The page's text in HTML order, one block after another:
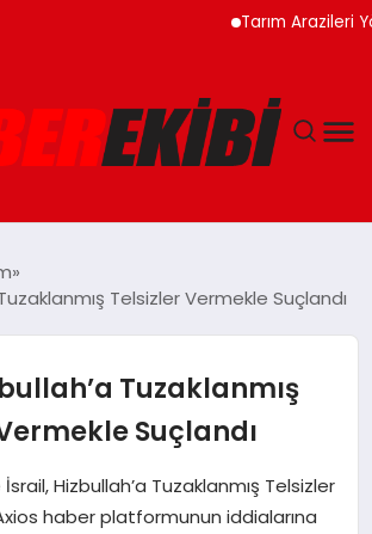
Tarım Arazileri
Telsizler Vermekle Suçlandı
Tuzaklanmış
Suçlandı
Hizbullah’a Tuzaklanmış Telsizler
haber platformunun iddialarına